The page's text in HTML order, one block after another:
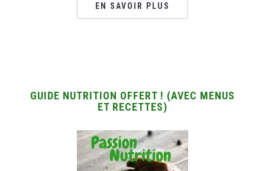
EN SAVOIR PLUS
GUIDE NUTRITION OFFERT ! (AVEC MENUS
ET RECETTES)